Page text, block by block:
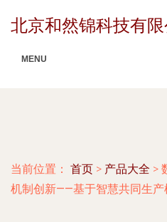
北京和然锦科技有限
MENU
当前位置： 首页 > 产品大全 >
机制创新——基于智慧共同生产